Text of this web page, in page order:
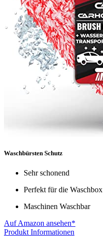
Waschbürsten Schutz
Sehr schonend
Perfekt für die Waschbox
Maschinen Waschbar
Auf Amazon ansehen*
Produkt Informationen